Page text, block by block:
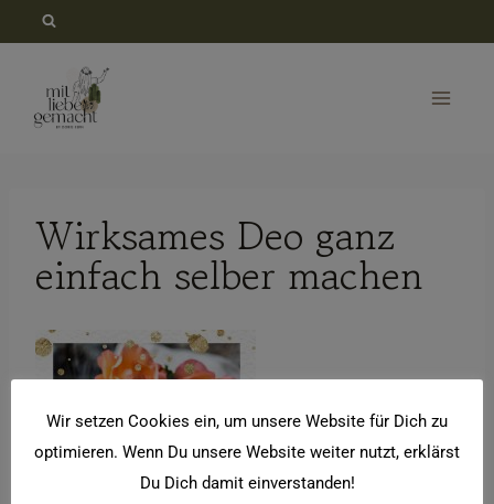
springen
Wirksames Deo ganz
einfach selber machen
Wir setzen Cookies ein, um unsere Website für Dich zu
optimieren. Wenn Du unsere Website weiter nutzt, erklärst
Du Dich damit einverstanden!